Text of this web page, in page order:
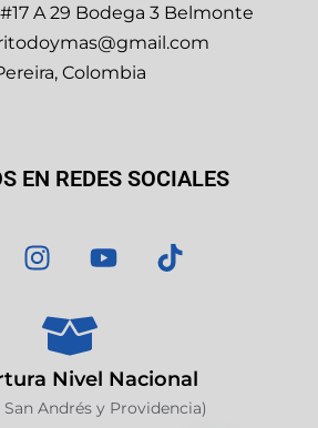
A 29 Bodega 3 Belmonte
Colombia
EN REDES SOCIALES
I
n
t
a
g
r
Y
o
b
e
T
i
k
Nivel Nacional
San Andrés y Providencia)